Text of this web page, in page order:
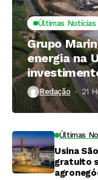
Últimas Notícias
Grupo
energia na
Redação 21
Últimas
Usina
gratuito